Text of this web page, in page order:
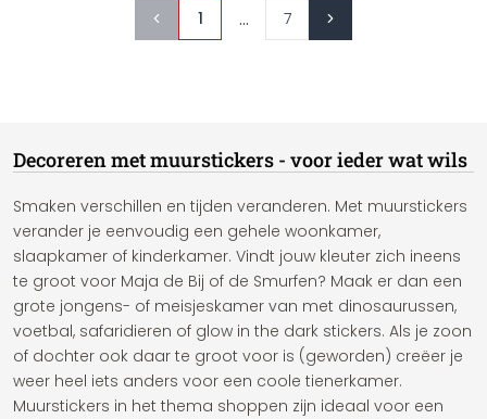
1 ... 7
Decoreren met muurstickers - voor ieder wat wils
Smaken verschillen en tijden veranderen. Met muurstickers
verander je eenvoudig een gehele woonkamer,
slaapkamer of kinderkamer. Vindt jouw kleuter zich ineens
te groot voor Maja de Bij of de Smurfen? Maak er dan een
grote jongens- of meisjeskamer van met dinosaurussen,
voetbal, safaridieren of glow in the dark stickers. Als je zoon
of dochter ook daar te groot voor is (geworden) creëer je
weer heel iets anders voor een coole tienerkamer.
Muurstickers in het thema shoppen zijn ideaal voor een